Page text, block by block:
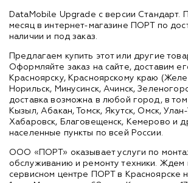
DataMobile Upgrade с версии Стандарт.
месяц в интернет-магазине ПОРТ по
наличии и под заказ.
Предлагаем купить этот или другие
Оформляйте заказ на сайте, доставим
Красноярску, Красноярскому краю
Норильск, Минусинск, Ачинск,
доставка возможна в любой город, в том
Кызыл, Абакан, Томск, Якутск, Омск,
Хабаровск, Благовещенск, Кемерово и
населенные пункты по всей России.
ООО «ПОРТ» оказывает услуги по
обслуживанию и ремонту техники. Ждем
сервисном центре ПОРТ в Красноярске